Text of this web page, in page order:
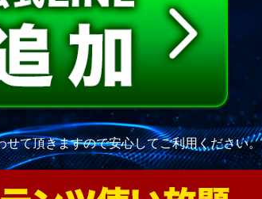
せて頂きますので安心してご利用ください。